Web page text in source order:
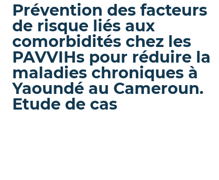
Prévention des facteurs
de risque liés aux
comorbidités chez les
PAVVIHs pour réduire la
maladies chroniques à
Yaoundé au Cameroun.
Etude de cas